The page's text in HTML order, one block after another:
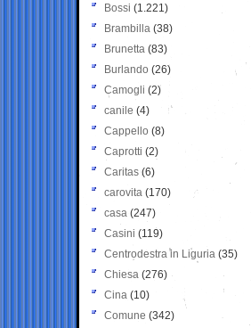
Bossi (1.221)
Brambilla (38)
Brunetta (83)
Burlando (26)
Camogli (2)
canile (4)
Cappello (8)
Caprotti (2)
Caritas (6)
carovita (170)
casa (247)
Casini (119)
Centrodestra in Liguria (35)
Chiesa (276)
Cina (10)
Comune (342)